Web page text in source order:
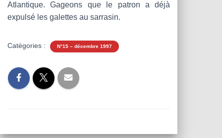
Atlantique. Gageons que le patron a déjà
expulsé les galettes au sarrasin.
Catégories : N°15 – décembre 1997